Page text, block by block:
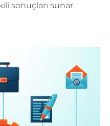
sonuçları sunar.